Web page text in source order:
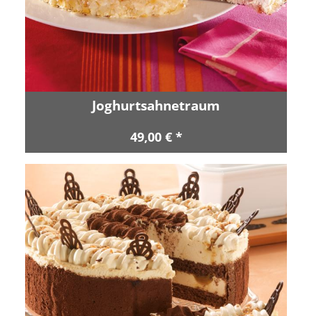
Joghurtsahnetraum
49,00 € *